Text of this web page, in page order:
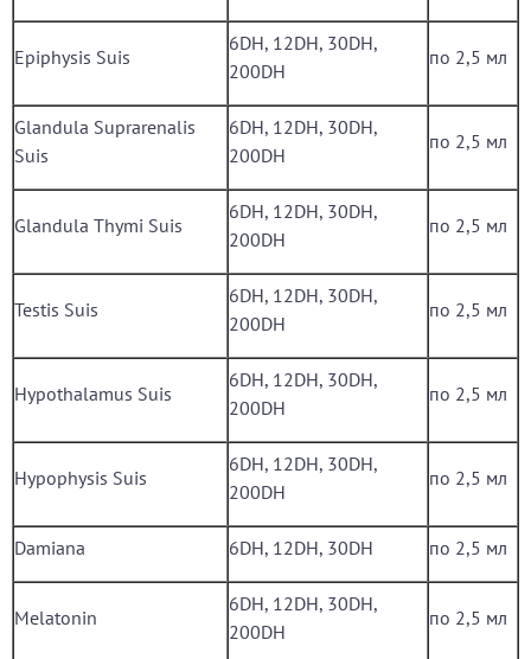
Epiphysis Suis
6DH, 12DH, 30DH,
200DH
по 2,5 мл
Glandula Suprarenalis
Suis
6DH, 12DH, 30DH,
200DH
по 2,5 мл
Glandula Thymi Suis
6DH, 12DH, 30DH,
200DH
по 2,5 мл
Testis Suis
6DH, 12DH, 30DH,
200DH
по 2,5 мл
Hypothalamus Suis
6DH, 12DH, 30DH,
200DH
по 2,5 мл
Hypophysis Suis
6DH, 12DH, 30DH,
200DH
по 2,5 мл
Damiana 6DH, 12DH, 30DH по 2,5 мл
Melatonin
6DH, 12DH, 30DH,
200DH
по 2,5 мл